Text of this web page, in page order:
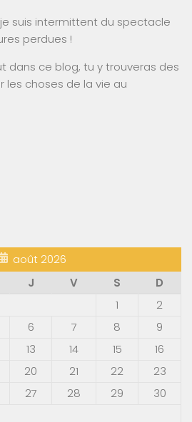
suis intermittent du spectacle
perdues !
dans ce blog, tu y trouveras des
les choses de la vie au
août 2026
J V S
D
1
2
6 7 8
9
13 14 15
16
20 21 22
23
27 28 29
30